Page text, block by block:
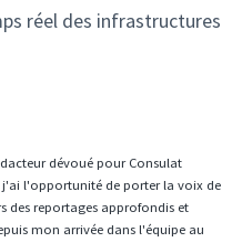
réel des infrastructures
dévoué pour Consulat
j'ai l'opportunité de porter la voix de
des reportages approfondis et
mon arrivée dans l'équipe au